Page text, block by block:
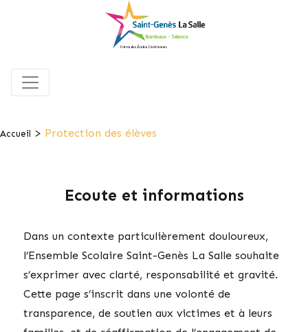
Accueil > Protection des élèves
Ecoute et informations
Dans un contexte particulièrement douloureux,
l’Ensemble Scolaire Saint-Genès La Salle souhaite
s’exprimer avec clarté, responsabilité et gravité.
Cette page s’inscrit dans une volonté de
transparence, de soutien aux victimes et à leurs